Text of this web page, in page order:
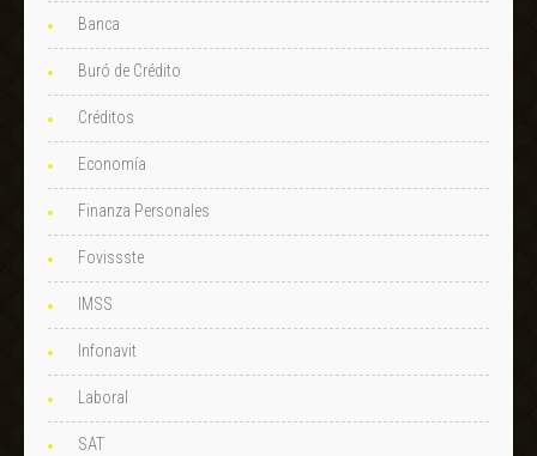
Banca
Buró de Crédito
Créditos
Economía
Finanza Personales
Fovissste
IMSS
Infonavit
Laboral
SAT